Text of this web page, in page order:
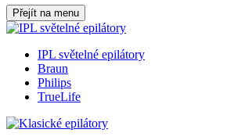
Přejít na menu
IPL světelné epilátory
Braun
Philips
TrueLife